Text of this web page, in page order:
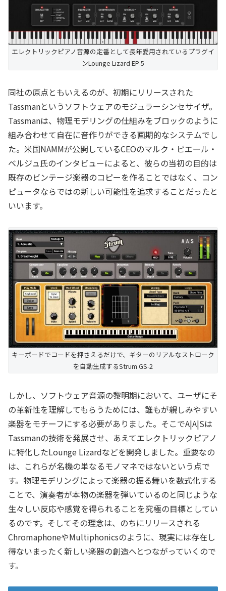
エレクトリックピアノ音源の定番として長年愛用されているプラグイ
ンLounge Lizard EP-5
同社の原点ともいえるのが、初期にリリースされた
Tassmanというソフトウェアのモジュラーシンセサイザ。
Tassmanは、物理モデリングの仕組みをブロックのように
組み合わせて自在に音作りができる画期的なシステムでし
た。米国NAMMが公開しているCEOのマルク・ピエール・
ベルジュ氏のインタビューによると、彼らの当初の目的は
既存のビンテージ楽器のコピーを作ることではなく、コン
ピュータならではの新しい可能性を追求することだったと
いいます。
キーボードでコードを押さえるだけで、ギターのリアルなストローク
を自動生成するStrum GS-2
しかし、ソフトウェア音源の黎明期において、ユーザにそ
の革新性を理解してもらうためには、誰もが親しみやすい
楽器をモチーフにする必要がありました。そこでA|A|Sは
Tassmanの技術を発展させ、あえてエレクトリックピアノ
に特化したLounge Lizardなどを開発しました。重要なの
は、これらが名機の単なるモノマネではないという点で
す。物理モデリングによって楽器の振る舞いを数式化する
ことで、演奏者が本物の楽器を弾いているのと同じような
生々しい反応や感覚を得られることを究極の目標としてい
るのです。そしてその理念は、のちにリリースされる
ChromaphoneやMultiphonicsのように、現実には存在し
得ないまったく新しい楽器の創造へとつながっていくので
す。